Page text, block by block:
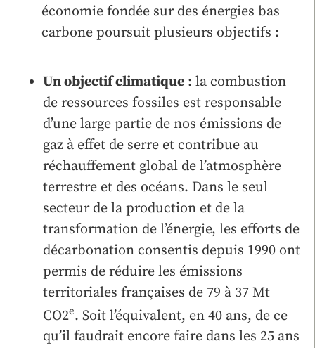
économie fondée sur des énergies bas
carbone poursuit plusieurs objectifs :
Un objectif climatique : la combustion
de ressources fossiles est responsable
d’une large partie de nos émissions de
gaz à effet de serre et contribue au
réchauffement global de l’atmosphère
terrestre et des océans. Dans le seul
secteur de la production et de la
transformation de l’énergie, les efforts de
décarbonation consentis depuis 1990 ont
permis de réduire les émissions
territoriales françaises de 79 à 37 Mt
CO2e. Soit l’équivalent, en 40 ans, de ce
qu’il faudrait encore faire dans les 25 ans